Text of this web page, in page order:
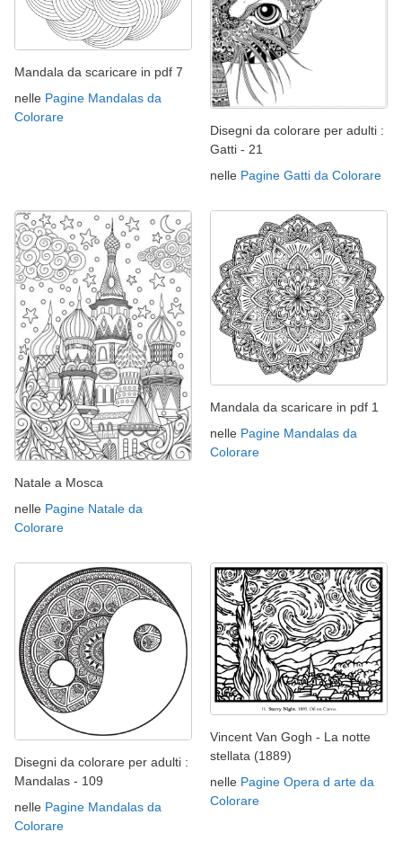
Mandala da scaricare in pdf 7
nelle Pagine Mandalas da
Colorare
Disegni da colorare per adulti :
Gatti - 21
nelle Pagine Gatti da Colorare
Natale a Mosca
nelle Pagine Natale da
Colorare
Mandala da scaricare in pdf 1
nelle Pagine Mandalas da
Colorare
Disegni da colorare per adulti :
Mandalas - 109
nelle Pagine Mandalas da
Colorare
Vincent Van Gogh - La notte
stellata (1889)
nelle Pagine Opera d arte da
Colorare